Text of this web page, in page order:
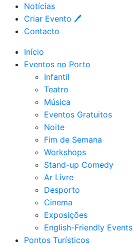
Notícias
Criar Evento 🖊
Contacto
Início
Eventos no Porto
Infantil
Teatro
Música
Eventos Gratuitos
Noite
Fim de Semana
Workshops
Stand-up Comedy
Ar Livre
Desporto
Cinema
Exposições
English-Friendly Events
Pontos Turísticos